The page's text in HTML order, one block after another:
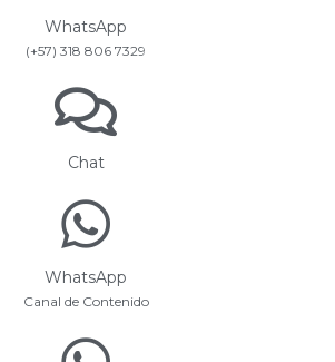
WhatsApp
(+57) 318 806 7329
Chat
WhatsApp
Canal de Contenido